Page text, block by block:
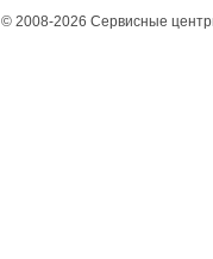
© 2008-2026 Сервисные